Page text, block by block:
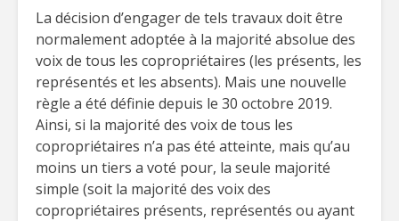
La décision d’engager de tels travaux doit être
normalement adoptée à la majorité absolue des
voix de tous les copropriétaires (les présents, les
représentés et les absents). Mais une nouvelle
règle a été définie depuis le 30 octobre 2019.
Ainsi, si la majorité des voix de tous les
copropriétaires n’a pas été atteinte, mais qu’au
moins un tiers a voté pour, la seule majorité
simple (soit la majorité des voix des
copropriétaires présents, représentés ou ayant